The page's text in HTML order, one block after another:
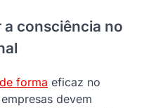
consciência no
de forma eficaz no
devem